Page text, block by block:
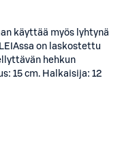
käyttää myös lyhtynä
on laskostettu
hehkun
15 cm. Halkaisija: 12